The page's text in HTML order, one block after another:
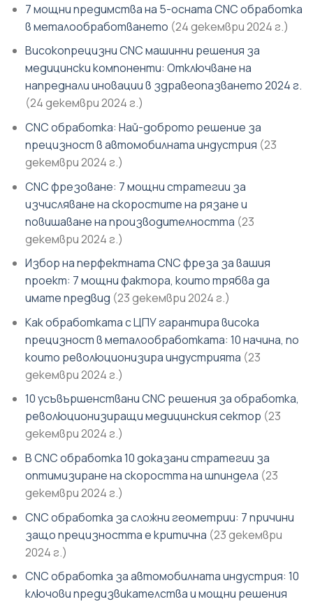
7 мощни предимства на 5-осната CNC обработка
в металообработването (24 декември 2024 г.)
Високопрецизни CNC машинни решения за
медицински компоненти: Отключване на
напреднали иновации в здравеопазването 2024 г.
(24 декември 2024 г.)
CNC обработка: Най-доброто решение за
прецизност в автомобилната индустрия (23
декември 2024 г.)
CNC фрезоване: 7 мощни стратегии за
изчисляване на скоростите на рязане и
повишаване на производителността (23
декември 2024 г.)
Избор на перфектната CNC фреза за вашия
проект: 7 мощни фактора, които трябва да
имате предвид (23 декември 2024 г.)
Как обработката с ЦПУ гарантира висока
прецизност в металообработката: 10 начина, по
които революционизира индустрията (23
декември 2024 г.)
10 усъвършенствани CNC решения за обработка,
революционизиращи медицинския сектор (23
декември 2024 г.)
В CNC обработка 10 доказани стратегии за
оптимизиране на скоростта на шпиндела (23
декември 2024 г.)
CNC обработка за сложни геометрии: 7 причини
защо прецизността е критична (23 декември
2024 г.)
CNC обработка за автомобилната индустрия: 10
ключови предизвикателства и мощни решения